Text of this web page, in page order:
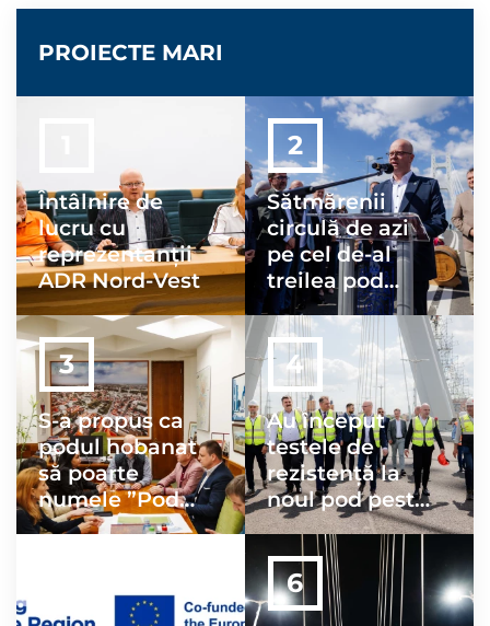
PROIECTE MARI
Întâlnire de
lucru cu
reprezentanții
ADR Nord-Vest
Sătmărenii
circulă de azi
pe cel de-al
treilea pod
peste râul
Someș, Podul
Transilvania!
S-a propus ca
podul hobanat
să poarte
numele ”Podul
Transilvania”
Au început
testele de
rezistență la
noul pod peste
râul Someș